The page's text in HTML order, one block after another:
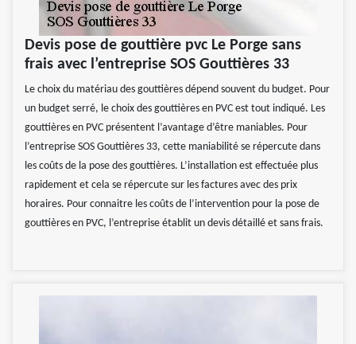
Devis pose de gouttière pvc Le Porge sans
frais avec l’entreprise SOS Gouttières 33
Le choix du matériau des gouttières dépend souvent du budget. Pour
un budget serré, le choix des gouttières en PVC est tout indiqué. Les
gouttières en PVC présentent l’avantage d’être maniables. Pour
l’entreprise SOS Gouttières 33, cette maniabilité se répercute dans
les coûts de la pose des gouttières. L’installation est effectuée plus
rapidement et cela se répercute sur les factures avec des prix
horaires. Pour connaitre les coûts de l’intervention pour la pose de
gouttières en PVC, l’entreprise établit un devis détaillé et sans frais.